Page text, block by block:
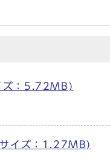
ズ：5.72MB)
イズ：1.27MB)